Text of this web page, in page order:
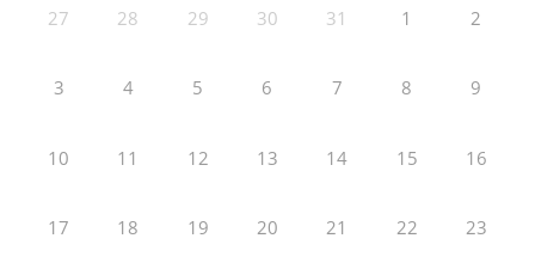
27 28 29 30 31 1 2
3 4 5 6 7 8 9
10 11 12 13 14 15 16
17 18 19 20 21 22 23